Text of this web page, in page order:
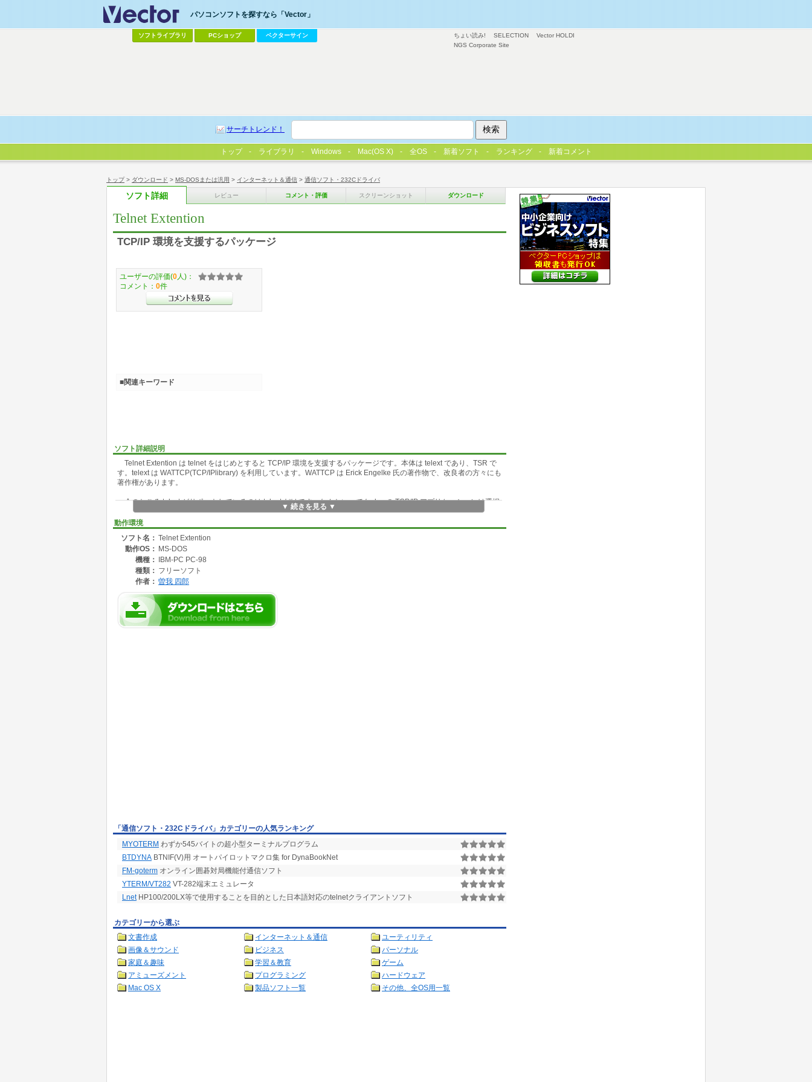
トップ> ダウンロード > MS-DOSまたは汎用 > インターネット＆通信 > 通信ソフト・232Cドライバ
ソフト詳細 レビュー コメント・評価 スクリーンショット ダウンロード
Telnet Extention
TCP/IP 環境を支援するパッケージ
ソフト詳細説明
Telnet Extention は telnet をはじめとすると TCP/IP 環境を支援するパッケージです。本体は telext であり、TSR で
す。telext は WATTCP(TCP/IPlibrary) を利用しています。WATTCP は Erick Engelke 氏の著作物で、改良者の方々にも
著作権があります。
今のところ telext がサポートしているのは telnet だけです。なんといっても dos の TCP/IP アプリケーションは選択
肢が非常に少なく、telnet の場合でも通信プログラムと別のプログラムを使わなければなりません。そこで既にある通
信プログラムや草の根ホストプログラムが telnet に対応すれば面白い、ってことでそれを簡単に可能するのがこのパッ
ケージです
▼ 続きを見る ▼
動作環境
ソフト名： Telnet Extention
動作OS： MS-DOS
機種：
IBM-PC PC-98
種類： フリーソフト
作者： 曽我 四郎
ユーザーの評価(0 人)：
コメント： 0件
■関連キーワード
「通信ソフト・232Cドライバ」カテゴリーの人気ランキング
MYOTERM わずか545バイトの超小型ターミナルプログラム
BTDYNA BTNIF(V)用 オートパイロットマクロ集 for DynaBookNet
FM-goterm オンライン囲碁対局機能付通信ソフト
YTERM/VT282 VT-282端末エミュレータ
LnetHP100/200LX等で使用することを目的とした日本語対応のtelnetクライアントソフト
カテゴリーから選ぶ
文書作成
インターネット＆通信
ユーティリティ
画像＆サウンド
ビジネス
パーソナル
家庭＆趣味
学習＆教育
ゲーム
アミューズメント
プログラミング
ハードウェア
Mac OS X
製品ソフト一覧 その他、全OS用一覧
ちょい読み! SELECTION
Vector HOLDI
NGS Corporate Site
パソコンソフトを探すなら「Vector」
ソフトライブラリ PCショップ ベクターサイン
サーチトレンド！
トップ ライブラリ Windows Mac(OS X) 全OS 新着ソフト ランキング 新着コメント